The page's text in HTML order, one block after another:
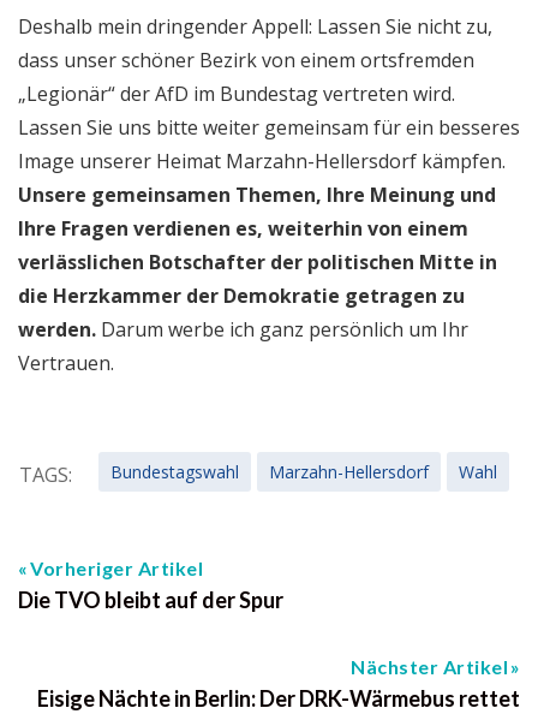
Deshalb mein dringender Appell: Lassen Sie nicht zu,
dass unser schöner Bezirk von einem ortsfremden
„Legionär“ der AfD im Bundestag vertreten wird.
Lassen Sie uns bitte weiter gemeinsam für ein besseres
Image unserer Heimat Marzahn-Hellersdorf kämpfen.
Unsere gemeinsamen Themen, Ihre Meinung und
Ihre Fragen verdienen es, weiterhin von einem
verlässlichen Botschafter der politischen Mitte in
die Herzkammer der Demokratie getragen zu
werden. Darum werbe ich ganz persönlich um Ihr
Vertrauen.
TAGS: Bundestagswahl Marzahn-Hellersdorf Wahl
Vorheriger Artikel
Die TVO bleibt auf der Spur
Nächster Artikel
Eisige Nächte in Berlin: Der DRK-Wärmebus rettet